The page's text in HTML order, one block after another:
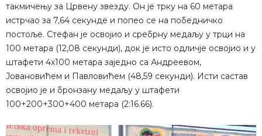
такмичењу за Црвену звезду. Он је трку на 60 метара
истрчао за 7,64 секунде и попео се на победничко
постоље. Стефан је освојио и сребрну медаљу у трци на
100 метара (12,08 секунди), док је исто одличје освојио и у
штафети 4х100 метара заједно са Андреевом,
Јовановићем и Павловићем (48,59 секунди). Исти састав
освојио је и бронзану медаљу у штафети
100+200+300+400 метара (2:16.66).